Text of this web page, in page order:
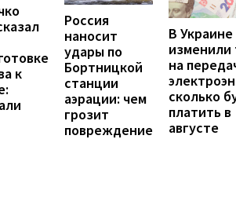
к
Россия
наносит
удары по
Бортницкой
станции
аэрации: чем
грозит
повреждение
В Украине
на
сколько
платить в
августе